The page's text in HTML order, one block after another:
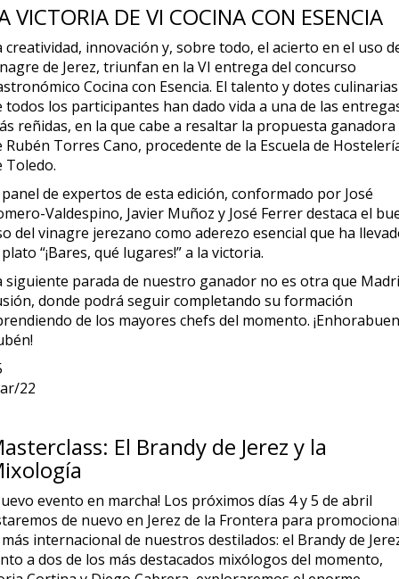
VICTORIA DE VI COCINA CON ESENCIA
creatividad, innovación y, sobre todo, el acierto en el uso
de Jerez, triunfan en la VI entrega del concurso
Cocina con Esencia. El talento y dotes culinarias
todos los participantes han dado vida a una de las
reñidas, en la que cabe a resaltar la propuesta ganadora
Rubén Torres Cano, procedente de la Escuela de
Toledo.
panel de expertos de esta edición, conformado por José
Valdespino, Javier Muñoz y José Ferrer destaca el
del vinagre jerezano como aderezo esencial que ha
“¡Bares, qué lugares!” a la victoria.
siguiente parada de nuestro ganador no es otra que
donde podrá seguir completando su formación
de los mayores chefs del momento.
22
El Brandy de Jerez y la
evento en marcha! Los próximos días 4 y 5 de abril
de nuevo en Jerez de la Frontera para
internacional de nuestros destilados: el Brandy de
a dos de los más destacados mixólogos del momento,